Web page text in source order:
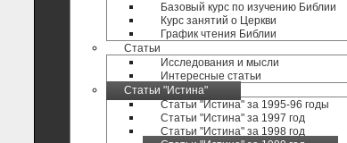
Базовый курс по изучению Библии
Курс занятий о Церкви
График чтения Библии
Статьи
Исследования и мысли
Интересные статьи
Статьи "Истина"
Статьи "Истина" за 1995-96 годы
Статьи "Истина" за 1997 год
Статьи "Истина" за 1998 год